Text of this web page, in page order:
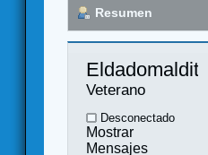
Resumen
Veterano
Desconectado
Mostrar
Mensajes